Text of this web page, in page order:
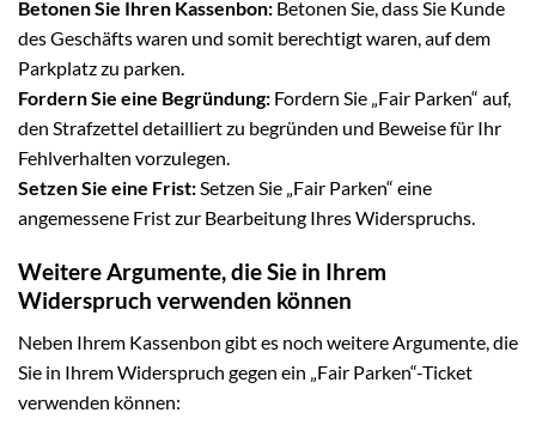
Betonen Sie Ihren Kassenbon: Betonen Sie, dass Sie Kunde
des Geschäfts waren und somit berechtigt waren, auf dem
Parkplatz zu parken.
Fordern Sie eine Begründung: Fordern Sie „Fair Parken“ auf,
den Strafzettel detailliert zu begründen und Beweise für Ihr
Fehlverhalten vorzulegen.
Setzen Sie eine Frist:Setzen Sie „Fair Parken“ eine
angemessene Frist zur Bearbeitung Ihres Widerspruchs.
Weitere Argumente, die Sie in Ihrem
Widerspruch verwenden können
Neben Ihrem Kassenbon gibt es noch weitere Argumente, die
Sie in Ihrem Widerspruch gegen ein „Fair Parken“-Ticket
verwenden können: